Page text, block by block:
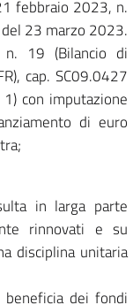
febbraio 2023, n.
23 marzo 2023.
19 (Bilancio di
cap. SC09.0427
con imputazione
di euro
in larga parte
rinnovati e su
disciplina unitaria
dei fondi